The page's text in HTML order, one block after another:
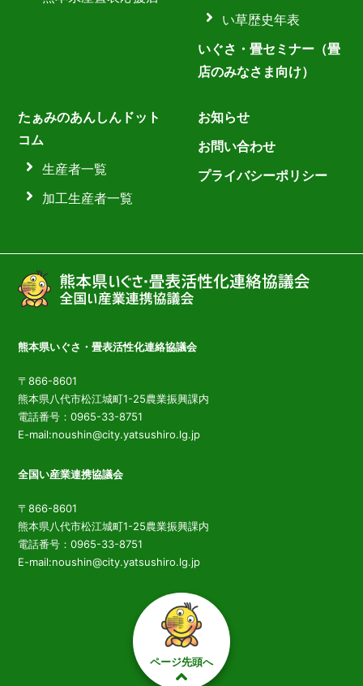
い草歴史年表
いぐさ・畳セミナー（畳
店のみなさま向け）
たぁみのあんしんドット
コム
生産者一覧
加工生産者一覧
お知らせ
お問い合わせ
プライバシーポリシー
熊本県いぐさ・畳表活性化連絡協議会
〒866-8601
熊本県八代市松江城町1-25農業振興課内
電話番号：0965-33-8751
E-mail:noushin@city.yatsushiro.lg.jp
全国い産業連携協議会
〒866-8601
熊本県八代市松江城町1-25農業振興課内
電話番号：0965-33-8751
E-mail:noushin@city.yatsushiro.lg.jp
ページ先頭へ